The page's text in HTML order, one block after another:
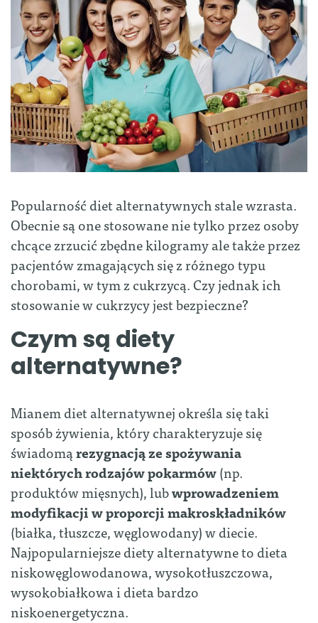
Popularność diet alternatywnych stale wzrasta.
Obecnie są one stosowane nie tylko przez osoby
chcące zrzucić zbędne kilogramy ale także przez
pacjentów zmagających się z różnego typu
chorobami, w tym z cukrzycą. Czy jednak ich
stosowanie w cukrzycy jest bezpieczne?
Czym są diety
alternatywne?
Mianem diet alternatywnej określa się taki
sposób żywienia, który charakteryzuje się
świadomąrezygnacją ze spożywania
niektórych rodzajów pokarmów(np.
produktów mięsnych), lubwprowadzeniem
modyfikacji w proporcji makroskładników
(białka, tłuszcze, węglowodany) w diecie.
Najpopularniejsze diety alternatywne to dieta
niskowęglowodanowa, wysokotłuszczowa,
wysokobiałkowa i dieta bardzo
niskoenergetyczna.